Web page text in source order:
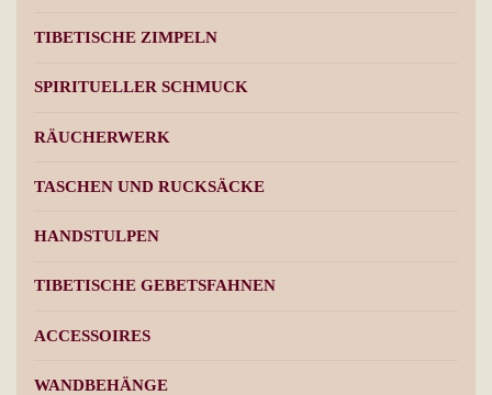
TIBETISCHE ZIMPELN
SPIRITUELLER SCHMUCK
RÄUCHERWERK
TASCHEN UND RUCKSÄCKE
HANDSTULPEN
TIBETISCHE GEBETSFAHNEN
ACCESSOIRES
WANDBEHÄNGE